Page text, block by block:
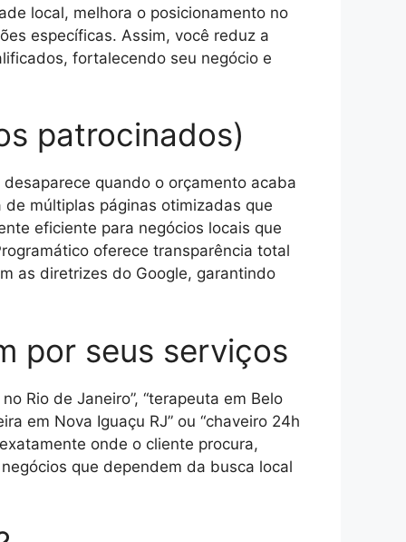
local, melhora o posicionamento no
específicas. Assim, você reduz a
fortalecendo seu negócio e
patrocinados)
quando o orçamento acaba
múltiplas páginas otimizadas que
eficiente para negócios locais que
oferece transparência total
as diretrizes do Google, garantindo
por seus serviços
Rio de Janeiro”, “terapeuta em Belo
em Nova Iguaçu RJ” ou “chaveiro 24h
onde o cliente procura,
que dependem da busca local